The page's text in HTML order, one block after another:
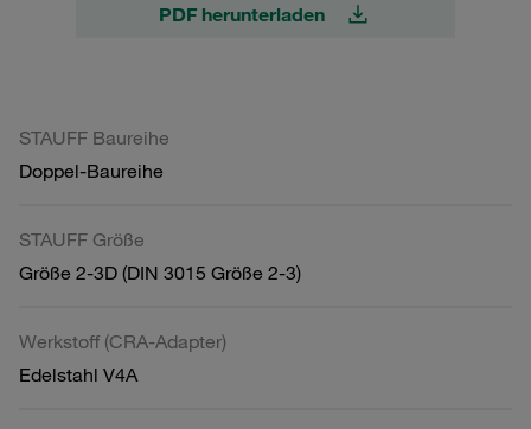
PDF herunterladen
STAUFF Baureihe
Doppel-Baureihe
STAUFF Größe
Größe 2-3D (DIN 3015 Größe 2-3)
Werkstoff (CRA-Adapter)
Edelstahl V4A